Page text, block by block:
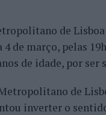
de Lisboa
4 de março, pelas
de idade, por
de
inverter o